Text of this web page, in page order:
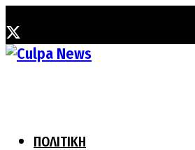
ΠΟΛΙΤΙΚΗ